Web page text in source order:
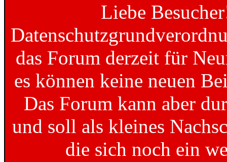
Liebe
das Forum derzeit für
es können keine neuen
Das Forum kann aber
und soll als kleines
die sich noch ein